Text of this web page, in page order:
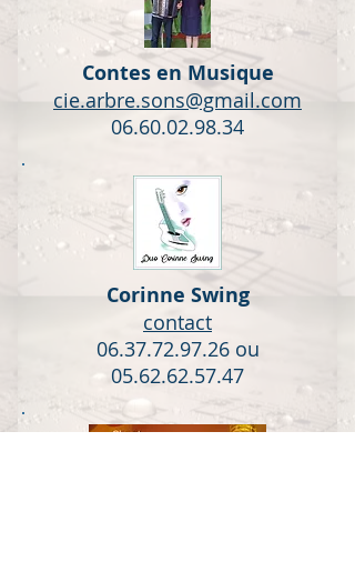
Contes en Musique
cie.arbre.sons@gmail.com
06.60.02.98.34
Corinne Swing
contact
06.37.72.97.26ou
05.62.62.57.47